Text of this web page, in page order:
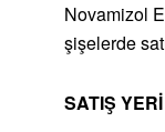
Novamizol
şişelerde
SATIŞ